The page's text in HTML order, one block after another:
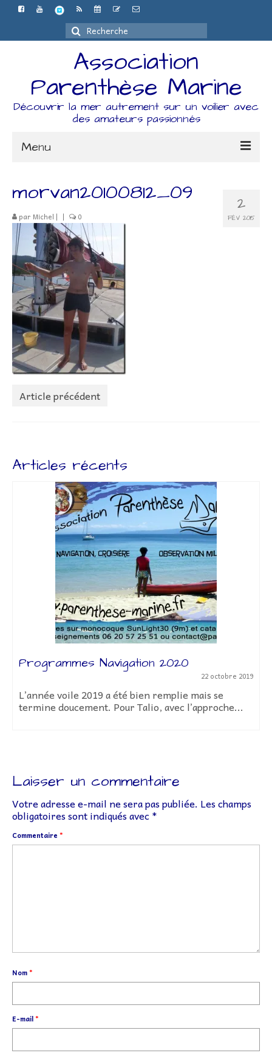
Rechercher
:
Association
Parenthèse Marine
Découvrir la mer autrement sur un voilier avec
des amateurs passionnés
Menu
Espace Adhérents
Organisation
Lettr’Infos
Embarquez
Bateaux
Adhérer à l’association
Préparatifs
Contact
2
FÉV 2015
morvan20100812_09
par Michel | | 0
Article précédent
Articles récents
Programmes Navigation 2020
22 octobre 2019
L’année voile 2019 a été bien remplie mais se
termine doucement. Pour Talio, avec l’approche...
Laisser un commentaire
Votre adresse e-mail ne sera pas publiée. Les champs
obligatoires sont indiqués avec *
Commentaire *
Nom*
E-mail*